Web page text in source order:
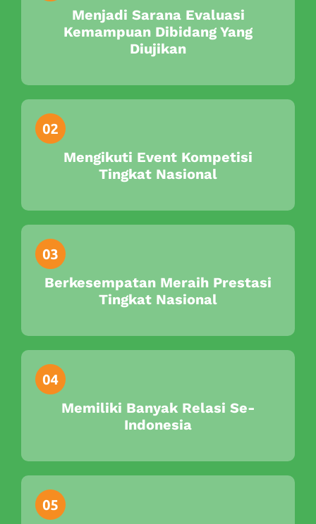
Menjadi Sarana Evaluasi
Kemampuan Dibidang Yang
Diujikan
Mengikuti Event Kompetisi
Tingkat Nasional
Berkesempatan Meraih Prestasi
Tingkat Nasional
Memiliki Banyak Relasi Se-
Indonesia